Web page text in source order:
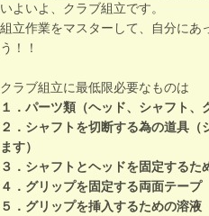
いよいよ、クラブ組立です。
組立作業をマスターして、自分にあ
う！！
クラブ組立に最低限必要なものは
１．パーツ類（ヘッド、シャフト、
２．シャフトを切断する為の道具（
ます）
３．シャフトとヘッドを固定するた
４．グリップを固定する両面テープ
５．グリップを挿入するための溶液